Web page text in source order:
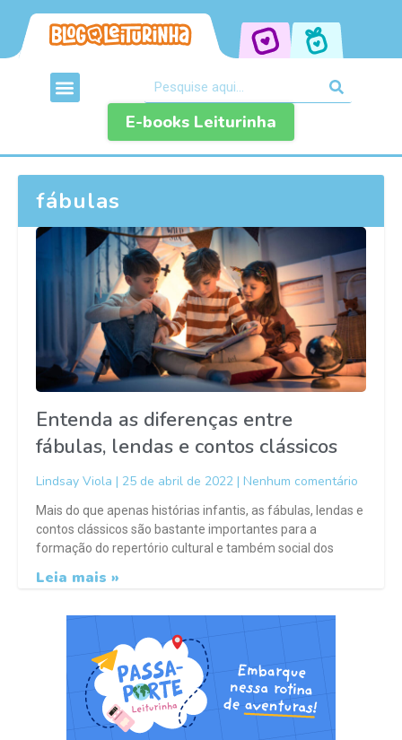
E-books Leiturinha
fábulas
Entenda as diferenças entre
fábulas, lendas e contos clássicos
Lindsay Viola 25 de abril de 2022 Nenhum comentário
Mais do que apenas histórias infantis, as fábulas, lendas e
contos clássicos são bastante importantes para a
formação do repertório cultural e também social dos
Leia mais »